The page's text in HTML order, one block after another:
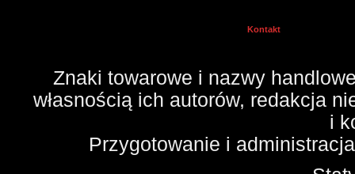
Kontakt
Znaki towarowe i nazwy
własnością ich autorów, redakcja
i
Przygotowanie i